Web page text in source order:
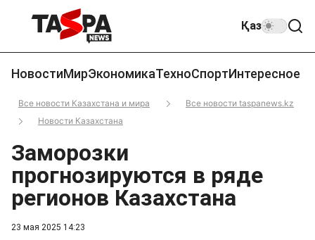
Қаз
НовостиМирЭкономикаТехноСпортИнтересное
Все новости Казахстана и мира
Все новости taspanews.kz
Новости Казахстана
23 мая 2025 14:23
Заморозки
прогнозируются в ряде
регионов Казахстана